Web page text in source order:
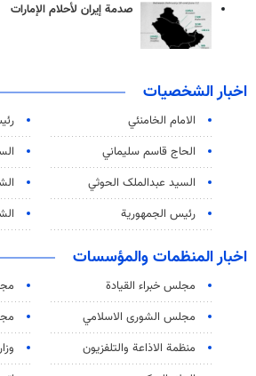
صدمة إيران لأحلام الإمارات
اخبار الشخصيات
الامام الخامنئي
الحاج قاسم سليماني
السید عبدالملک الحوثي
رئيس الجمهورية
اخبار المنظمات والمؤسسات
مجلس خبراء القيادة
مجلس الشورى الاسلامي
منظمة الاذاعة والتلفزیون